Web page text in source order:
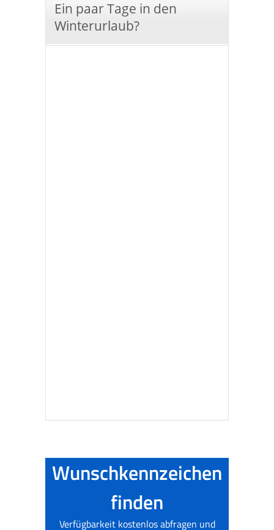
Ein paar Tage in den
Winterurlaub?